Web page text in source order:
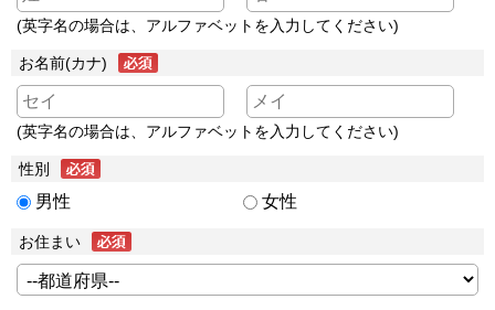
(英字名の場合は、アルファベットを入力してください)
お名前(カナ)
(英字名の場合は、アルファベットを入力してください)
性別
男性 女性
お住まい